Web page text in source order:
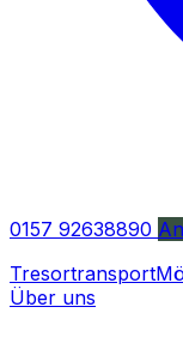
0157 92638890
Tresortransport
Über uns